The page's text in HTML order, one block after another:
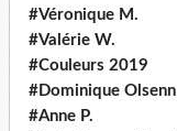
#Véronique M.
#Valérie W.
#Couleurs 2019
#Dominique Olsenn
#Anne P.